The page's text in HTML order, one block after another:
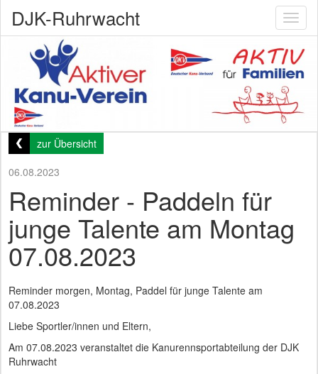
DJK-Ruhrwacht
zur Übersicht
06.08.2023
Reminder - Paddeln für
junge Talente am Montag
07.08.2023
Reminder morgen, Montag, Paddel für junge Talente am
07.08.2023
Liebe Sportler/innen und Eltern,
Am 07.08.2023 veranstaltet die Kanurennsportabteilung der DJK
Ruhrwacht